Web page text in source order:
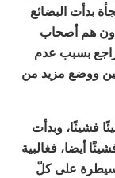
بدأت البضائع
هم أصحاب
بسبب عدم
ووضع مزيد من
فشيئًا، وبدأت
أيضا، فغالبية
على كلّ